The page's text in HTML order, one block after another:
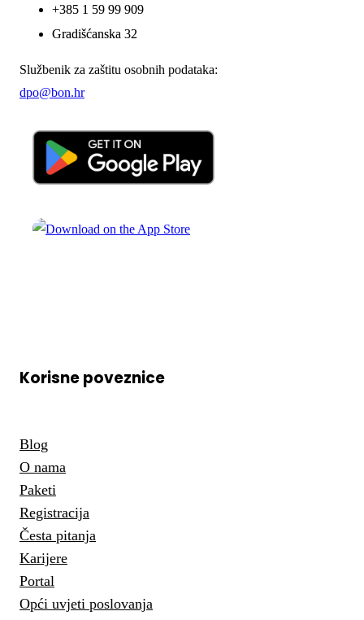
+385 1 59 99 909
Gradišćanska 32
Službenik za zaštitu osobnih podataka:
dpo@bon.hr
Korisne poveznice
Blog
O nama
Paketi
Registracija
Česta pitanja
Karijere
Portal
Opći uvjeti poslovanja